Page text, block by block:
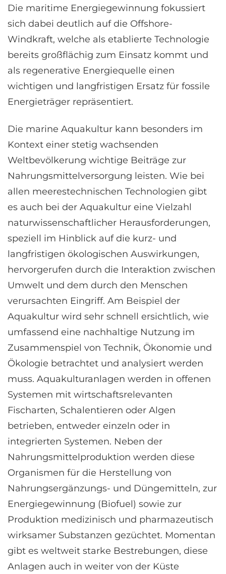
Die maritime Energiegewinnung fokussiert
sich dabei deutlich auf die Offshore-
Windkraft, welche als etablierte Technologie
bereits großflächig zum Einsatz kommt und
als regenerative Energiequelle einen
wichtigen und langfristigen Ersatz für fossile
Energieträger repräsentiert.
Die marine Aquakultur kann besonders im
Kontext einer stetig wachsenden
Weltbevölkerung wichtige Beiträge zur
Nahrungsmittelversorgung leisten. Wie bei
allen meerestechnischen Technologien gibt
es auch bei der Aquakultur eine Vielzahl
naturwissenschaftlicher Herausforderungen,
speziell im Hinblick auf die kurz- und
langfristigen ökologischen Auswirkungen,
hervorgerufen durch die Interaktion zwischen
Umwelt und dem durch den Menschen
verursachten Eingriff. Am Beispiel der
Aquakultur wird sehr schnell ersichtlich, wie
umfassend eine nachhaltige Nutzung im
Zusammenspiel von Technik, Ökonomie und
Ökologie betrachtet und analysiert werden
muss. Aquakulturanlagen werden in offenen
Systemen mit wirtschaftsrelevanten
Fischarten, Schalentieren oder Algen
betrieben, entweder einzeln oder in
integrierten Systemen. Neben der
Nahrungsmittelproduktion werden diese
Organismen für die Herstellung von
Nahrungsergänzungs- und Düngemitteln, zur
Energiegewinnung (Biofuel) sowie zur
Produktion medizinisch und pharmazeutisch
wirksamer Substanzen gezüchtet. Momentan
gibt es weltweit starke Bestrebungen, diese
Anlagen auch in weiter von der Küste